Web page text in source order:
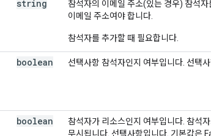
string 참석자의 이메일 주소(있는 경우) 참석
이메일 주소여야 합니다.
참석자를 추가할 때 필요합니다.
boolean 선택사항 참석자인지 여부입니다. 선택
boolean
참석자가 리소스인지 여부입니다. 참석
무시됩니다. 선택사항입니다. 기본값은